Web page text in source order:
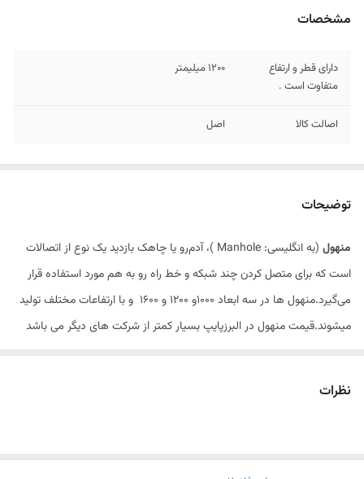
مشخصات
دارای قطر و ارتفاع
متفاوت است .
1200 میلیمتر
اصالت کالا اصل
توضیحات
منهول
(به انگلیسی: Manhole )، آدم‌رو یا چاهک بازدید یک نوع از اتصالات
است که برای متصل کردن چند شبکه و خط راه رو به هم مورد استفاده قرار
می‌گیرد.منهول ها در سه ابعاد 1000و 1200 و 1600 و با ارتفاعات مختلف تولید
میشوند.قیمت منهول در البرزپایپ بسیار کمتر از شرکت های دیگر می باشد
نظرات